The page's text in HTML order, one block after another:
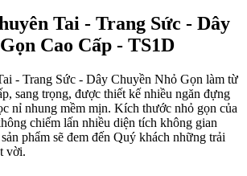
Tai - Trang Sức - Dây
Cao Cấp - TS1D
- Trang Sức - Dây Chuyền Nhỏ Gọn làm từ
sang trọng, được thiết kế nhiều ngăn đựng
nỉ nhung mềm mịn. Kích thước nhỏ gọn của
chiếm lấn nhiều diện tích không gian
phẩm sẽ đem đến Quý khách những trải
vời.